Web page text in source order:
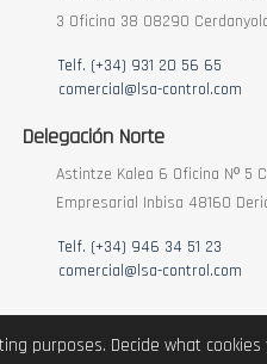
3 Oficina 38 08290
Telf. (+34) 931 20 56 65
comercial@lsa-control.com
Delegación Norte
Astintze Kalea 6 Oficina Nº 5
Empresarial Inbisa 48160
Telf. (+34) 946 34 51 23
comercial@lsa-control.com
purposes. Decide what cookies